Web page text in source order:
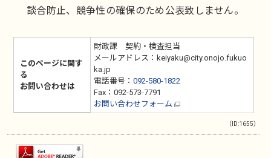
談合防止、競争性の確保のため公表致しません。
このページに関す
る
お問い合わせは
財政課 契約・検査担当
メールアドレス：keiyaku@city.onojo.fukuo
ka.jp
電話番号： 092-580-1822
Fax：092-573-7791
お問い合わせフォーム
（ID:1655）